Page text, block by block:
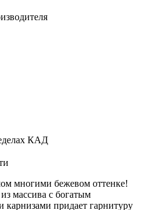
КАД
многими бежевом оттенке!
массива с богатым
придает гарнитуру